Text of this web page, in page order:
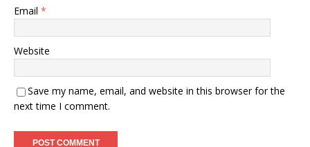
Email *
Website
Save my name, email, and website in this browser for the
next time I comment.